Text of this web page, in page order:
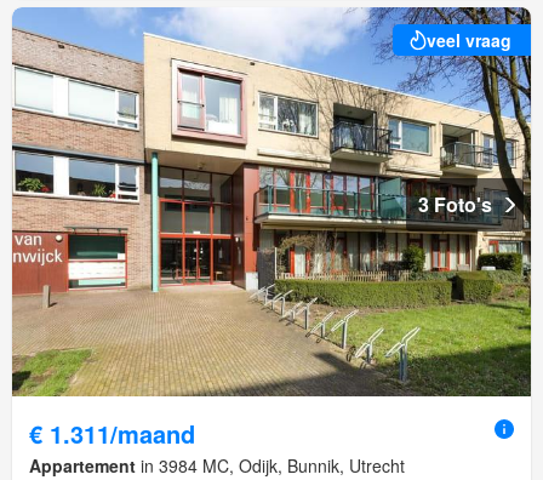
veel vraag
3 Foto's
€ 1.311/maand
Appartement in 3984 MC, Odijk, Bunnik, Utrecht